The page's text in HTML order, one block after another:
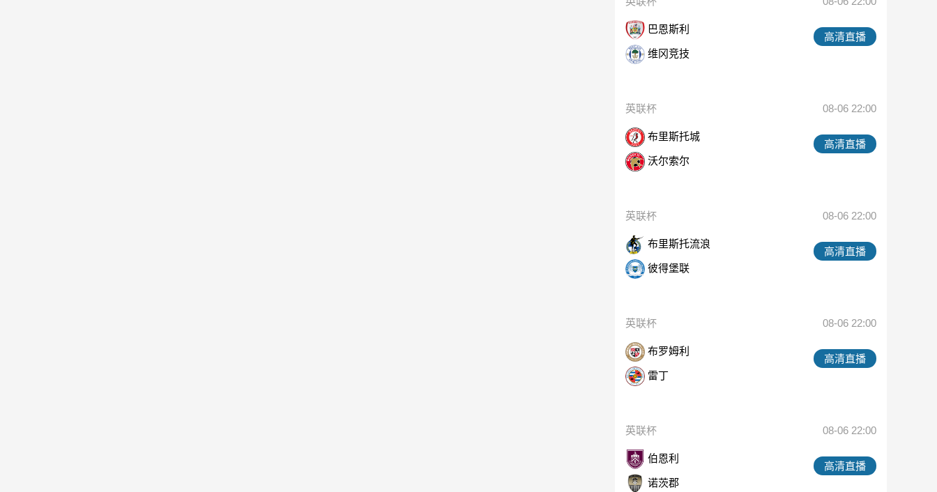
巴恩斯利
维冈竞技
高清直播
英联杯 08-06 22:00
布里斯托城
沃尔索尔
高清直播
英联杯 08-06 22:00
布里斯托流浪
彼得堡联
高清直播
英联杯 08-06 22:00
布罗姆利
雷丁
高清直播
英联杯 08-06 22:00
伯恩利
诺茨郡
高清直播